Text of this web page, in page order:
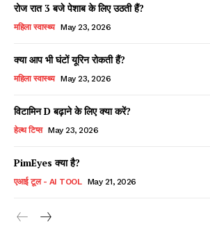
रोज रात 3 बजे पेशाब के लिए उठती हैं?
महिला स्वास्थ्य May 23, 2026
क्या आप भी घंटों यूरिन रोकती हैं?
महिला स्वास्थ्य May 23, 2026
विटामिन D बढ़ाने के लिए क्या करें?
हेल्थ टिप्स May 23, 2026
PimEyes क्या है?
एआई टूल - AI TOOL May 21, 2026